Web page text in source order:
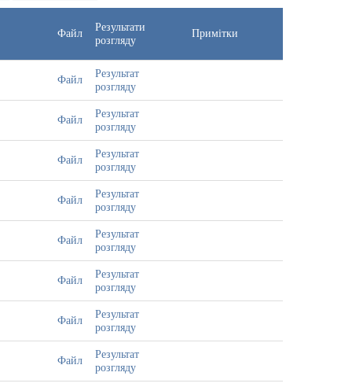
Файл
Результати
розгляду
Примітки
Файл
Результат
розгляду
Файл
Результат
розгляду
Файл
Результат
розгляду
Файл
Результат
розгляду
Файл
Результат
розгляду
Файл
Результат
розгляду
Файл
Результат
розгляду
Файл
Результат
розгляду